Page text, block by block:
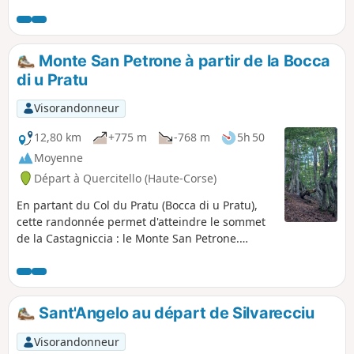
village d'Olmeta di Tuda. Parcours formellement
déconseillé du 15/07 au 31/10/2026 cf info
pratiques
encore Monte, et avoir une vue sur San Anghjulu, en face.
Monte San Petrone à partir de la Bocca
di u Pratu
Visorandonneur
12,80 km
+775 m -768 m
5h 50
Moyenne
Départ à Quercitello (Haute-Corse)
En partant du Col du Pratu (Bocca di u Pratu),
cette randonnée permet d'atteindre le sommet
de la Castagniccia : le Monte San Petrone.
chemin et superbe panorama au sommet.
Sant'Angelo au départ de Silvarecciu
Visorandonneur